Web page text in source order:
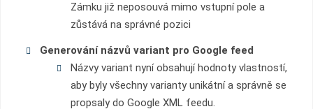
Zámku již neposouvá mimo vstupní pole a
zůstává na správné pozici
Generování názvů variant pro Google feed
Názvy variant nyní obsahují hodnoty vlastností,
aby byly všechny varianty unikátní a správně se
propsaly do Google XML feedu.